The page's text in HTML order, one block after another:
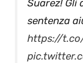
Suarez! Gli
sentenza
https://t.co/